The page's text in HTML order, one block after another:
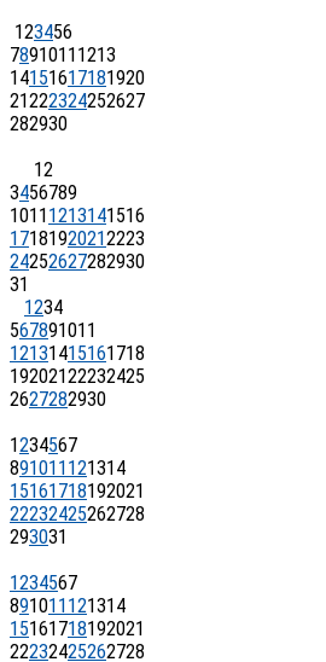
123456
7891011 1213
14151617181920
21222324252627
282930
12
3456789
1011 1213141516
17181920212223
24252627282930
31
1234
567891011
12131415161718
19202122232425
2627282930
1234567
891011 121314
15161718192021
22232425262728
293031
1234567
891011 121314
15161718192021
22232425262728